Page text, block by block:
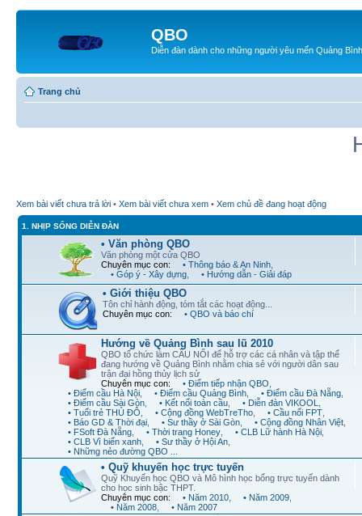
QBO
Diễn đàn dành cho những người yêu mến Quảng Bình
Trang chủ
Xem bài viết chưa trả lời • Xem bài viết chưa xem • Xem chủ đề đang hoạt động
1. NHỊP SỐNG DIỄN ĐÀN
• Văn phòng QBO
Văn phòng một cửa QBO
Chuyên mục con:
• Thông báo & An Ninh
• Góp ý - Xây dựng
• Hướng dẫn - Giải đáp
• Giới thiệu QBO
Tôn chỉ hành động, tóm tắt các hoạt động...
Chuyên mục con:
• QBO và báo chí
Hướng về Quảng Bình sau lũ 2010
QBO tổ chức làm CẦU NỐI để hỗ trợ các cá nhân và tập thể
đang hướng về Quảng Bình nhằm chia sẻ với người dân sau
trận đại hồng thủy lịch sử
Chuyên mục con:
• Điểm tiếp nhận QBO
• Điểm cầu Hà Nội
• Điểm cầu Quảng Bình • Điểm cầu Đà Nẵng
• Điểm cầu Sài Gòn
• Kết nối toàn cầu • Diễn đàn VIKOOL
• Tuổi trẻ THỦ ĐÔ
• Cộng đồng WebTreTho • Cầu nối FPT
• Báo GD & Thời đại
• Sư thầy ở Sài Gòn • Cộng đồng Nhân Việt
• FSoft Đà Nẵng
• Thời trang Honey • CLB Lữ hành Hà Nội
• CLB Vì biển xanh
• Sư thầy ở Hội An
• Những nẻo đường QBO ...
• Quỹ khuyến học trực tuyến
Quỹ Khuyến học QBO và Mô hình học bổng trực tuyến dành
cho học sinh bậc THPT.
Chuyên mục con:
• Năm 2010 • Năm 2009
• Năm 2008
• Năm 2007